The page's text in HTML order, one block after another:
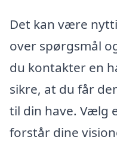
Det kan være
over spørgsmål
du kontakter en
sikre, at du får
til din have. Vælg
forstår dine